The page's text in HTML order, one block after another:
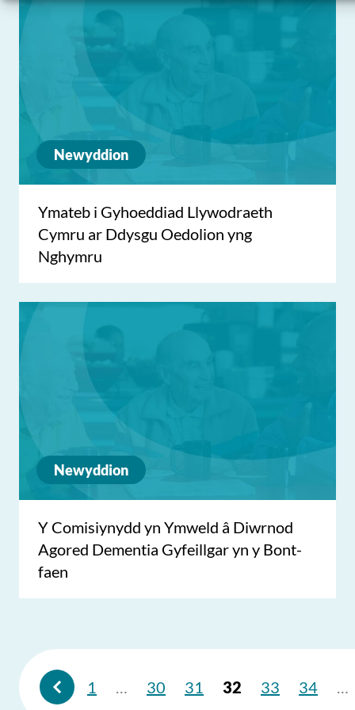
Newyddion
Ymateb i Gyhoeddiad Llywodraeth
Cymru ar Ddysgu Oedolion yng
Nghymru
Newyddion
Y Comisiynydd yn Ymweld â Diwrnod
Agored Dementia Gyfeillgar yn y Bont-
faen
1 30 31 32 33 34